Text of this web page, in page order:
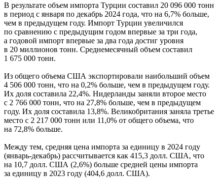
В результате объем импорта Турции составил 20 096 000 тонн
в период с января по декабрь 2024 года, что на 6,7% больше,
чем в предыдущем году. Импорт Турции увеличился
по сравнению с предыдущим годом впервые за три года,
а годовой импорт впервые за два года достиг уровня
в 20 миллионов тонн. Среднемесячный объем составил
1 675 000 тонн.
Из общего объема США экспортировали наибольший объем
4 506 000 тонн, что на 0,2% больше, чем в предыдущем году.
Их доля составила 22,4%. Нидерланды заняли второе место
с 2 766 000 тонн, что на 27,8% больше, чем в предыдущем
году. Их доля составила 13,8%. Великобритания заняла третье
место с 2 217 000 тонн или 11,0% от общего объема, что
на 72,8% больше.
Между тем, средняя цена импорта за единицу в 2024 году
(январь-декабрь) рассчитывается как 415,3 долл. США, что
на 10,7 долл. США (2,6%) больше средней цены импорта
за единицу в 2023 году (404,6 долл. США).